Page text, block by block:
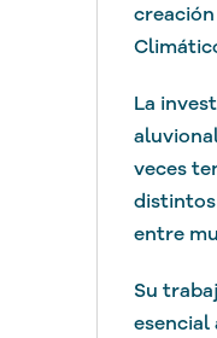
La
veces
distintos
entre
Su
esencial